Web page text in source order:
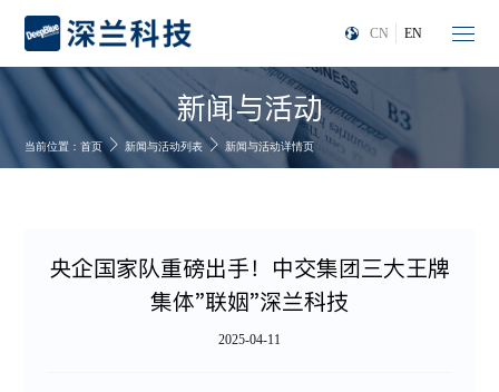
CN EN
新闻与活动
当前位置：首页 新闻与活动列表 新闻与活动详情页
央企国家队重磅出手！中交集团三大王牌
集体"联姻"深兰科技
2025-04-11